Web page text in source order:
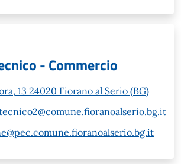
- Commercio
13 24020 Fiorano al Serio (BG)